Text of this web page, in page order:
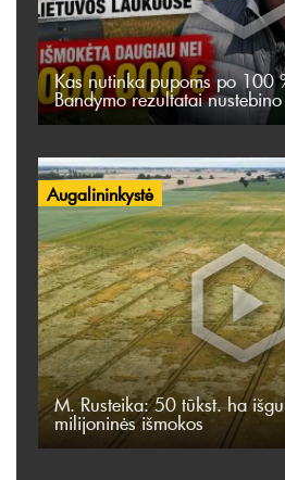
Kas nutinka pupoms po 100
Bandymo rezultatai
Augalininkystė
M. Rusteika: 50 tūkst. ha
milijoninės išmokos